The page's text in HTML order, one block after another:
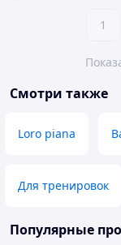
1
Смотри также
Loro piana
Для тренировок
Популярные